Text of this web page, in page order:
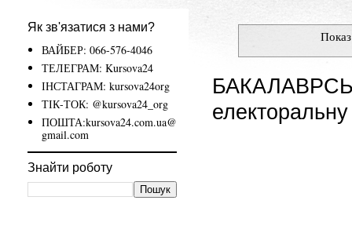
електоральну
Як зв'язатися з нами?
ВАЙБЕР: 066-576-4046
ТЕЛЕГРАМ: Kursova24
ІНСТАГРАМ: kursova24org
ТІК-ТОК: @kursova24_org
ПОШТА:kursova24.com.ua@
gmail.com
Знайти роботу